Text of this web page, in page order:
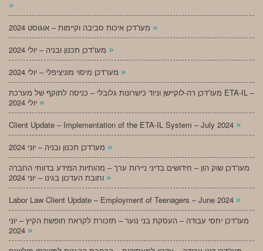
»
»
»
»
מעו”דכן רה-לוקיישן וניוד כישרונות גלובלי – כניסה לתוקף של מערכת ETA-IL –
»
Client Update – Implementation of the ETA-IL System – July 2024 »
»
מעו”דכן שוק הון – חידושים בדיני ניירות ערך – מהותיות המידע בדווחי החברה
»
Labor Law Client Update – Employment of Teenagers – June 2024 »
מעו”דכן יחסי עבודה – העסקת בני נוער – תזכורת לקראת חופשת הקיץ – יוני
»